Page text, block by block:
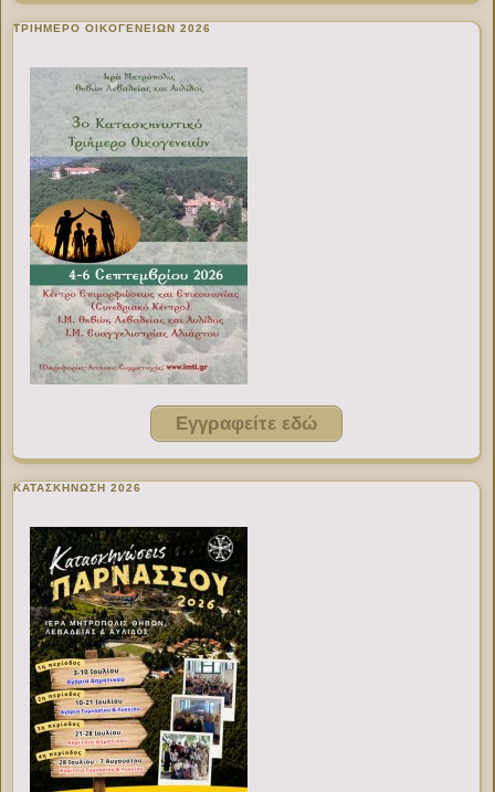
ΤΡΙΗΜΕΡΟ ΟΙΚΟΓΕΝΕΙΩΝ 2026
Εγγραφείτε εδώ
ΚΑΤΑΣΚΗΝΩΣΗ 2026